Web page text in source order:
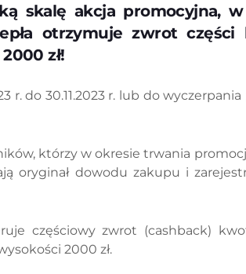
skalę akcja promocyjna,
otrzymuje zwrot części
zł!
r. do 30.11.2023 r. lub do
którzy w okresie trwania
oryginał dowodu zakupu i
częściowy zwrot (cashback)
2000 zł.